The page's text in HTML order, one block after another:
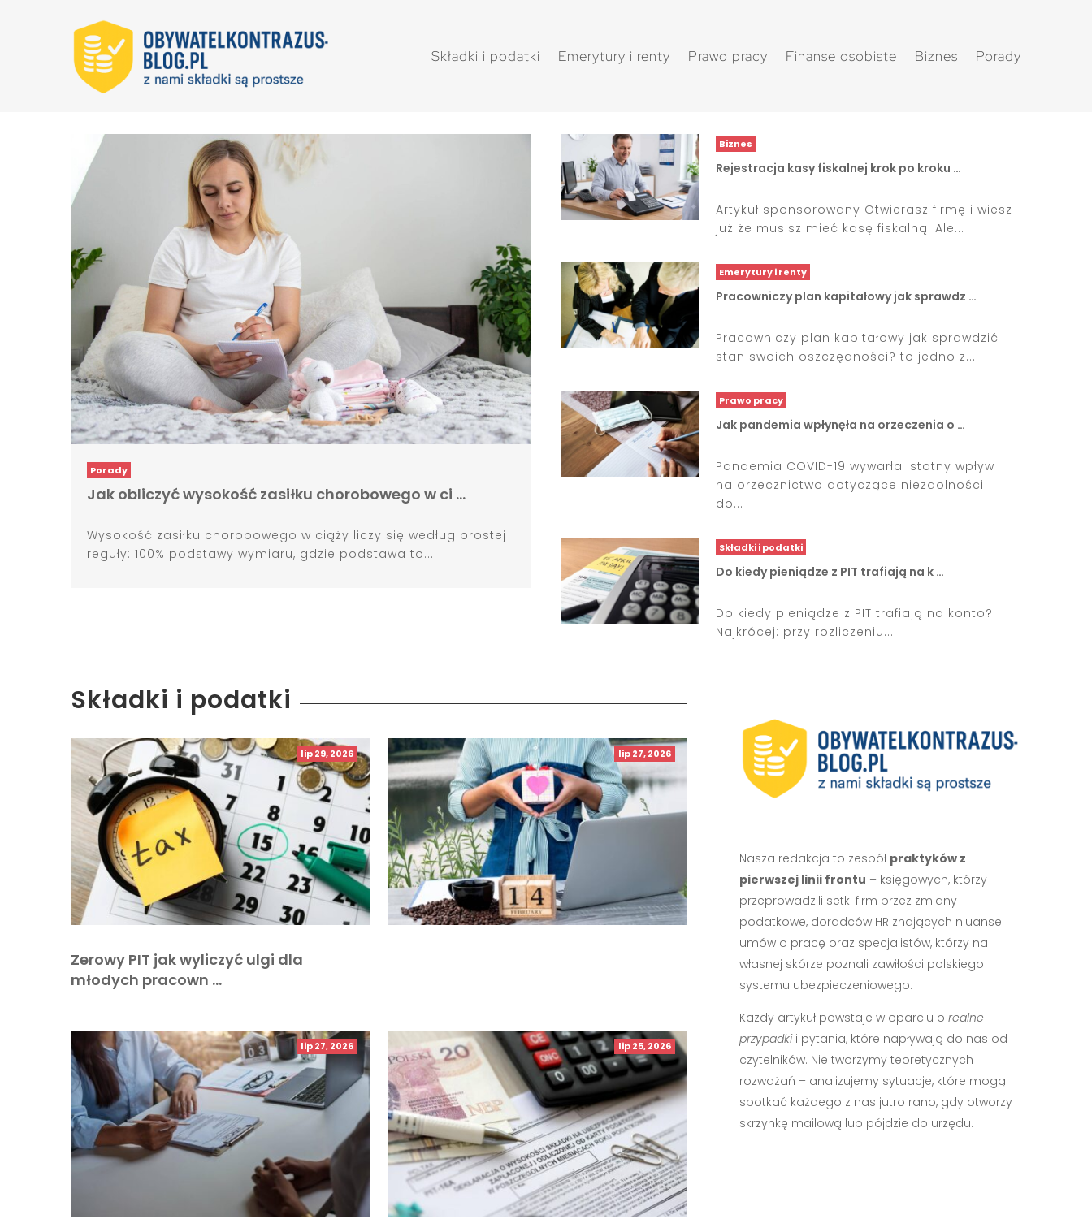
Składki i podatki Emerytury i renty Prawo pracy Finanse osobiste Biznes Porady
Porady
Jak obliczyć wysokość zasiłku chorobowego w ci …
Wysokość zasiłku chorobowego w ciąży liczy się według prostej
reguły: 100% podstawy wymiaru, gdzie podstawa to...
Biznes
Rejestracja kasy fiskalnej krok po kroku …
Artykuł sponsorowany Otwierasz firmę i wiesz
już że musisz mieć kasę fiskalną. Ale...
Emerytury i renty
Pracowniczy plan kapitałowy jak sprawdz …
Pracowniczy plan kapitałowy jak sprawdzić
stan swoich oszczędności? to jedno z...
Prawo pracy
Jak pandemia wpłynęła na orzeczenia o …
Pandemia COVID-19 wywarła istotny wpływ
na orzecznictwo dotyczące niezdolności
do...
Składki i podatki
Do kiedy pieniądze z PIT trafiają na k …
Do kiedy pieniądze z PIT trafiają na konto?
Najkrócej: przy rozliczeniu...
Składki i podatki
lip 29, 2026
Zerowy PIT jak wyliczyć ulgi dla
młodych pracown …
lip 27, 2026
lip 27, 2026 lip 25, 2026
Nasza redakcja to zespół praktyków z
pierwszej linii frontu – księgowych, którzy
przeprowadzili setki firm przez zmiany
podatkowe, doradców HR znających niuanse
umów o pracę oraz specjalistów, którzy na
własnej skórze poznali zawiłości polskiego
systemu ubezpieczeniowego.
Każdy artykuł powstaje w oparciu o realne
przypadkii pytania, które napływają do nas od
czytelników. Nie tworzymy teoretycznych
rozważań – analizujemy sytuacje, które mogą
spotkać każdego z nas jutro rano, gdy otworzy
skrzynkę mailową lub pójdzie do urzędu.